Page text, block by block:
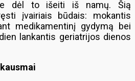
dėl to išeiti iš namų. Šią
įvairiais būdais: mokantis
medikamentinį gydymą bei
lankantis geriatrijos dienos